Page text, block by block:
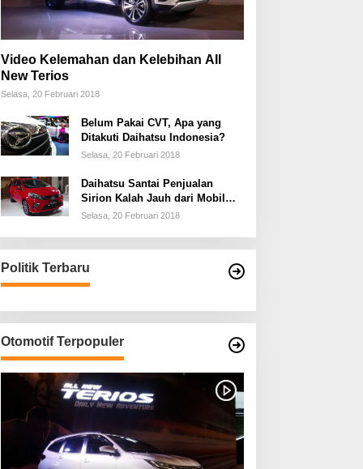
Video Kelemahan dan Kelebihan All
New Terios
Selasa, 20 Februari 2018
Belum Pakai CVT, Apa yang
Ditakuti Daihatsu Indonesia?
Selasa, 20 Februari 2018
Daihatsu Santai Penjualan
Sirion Kalah Jauh dari Mobil
LCGC
Selasa, 20 Februari 2018
Politik Terbaru
Otomotif Terpopuler